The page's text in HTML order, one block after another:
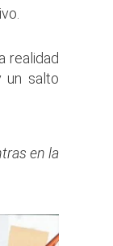
realidad
un salto
en la